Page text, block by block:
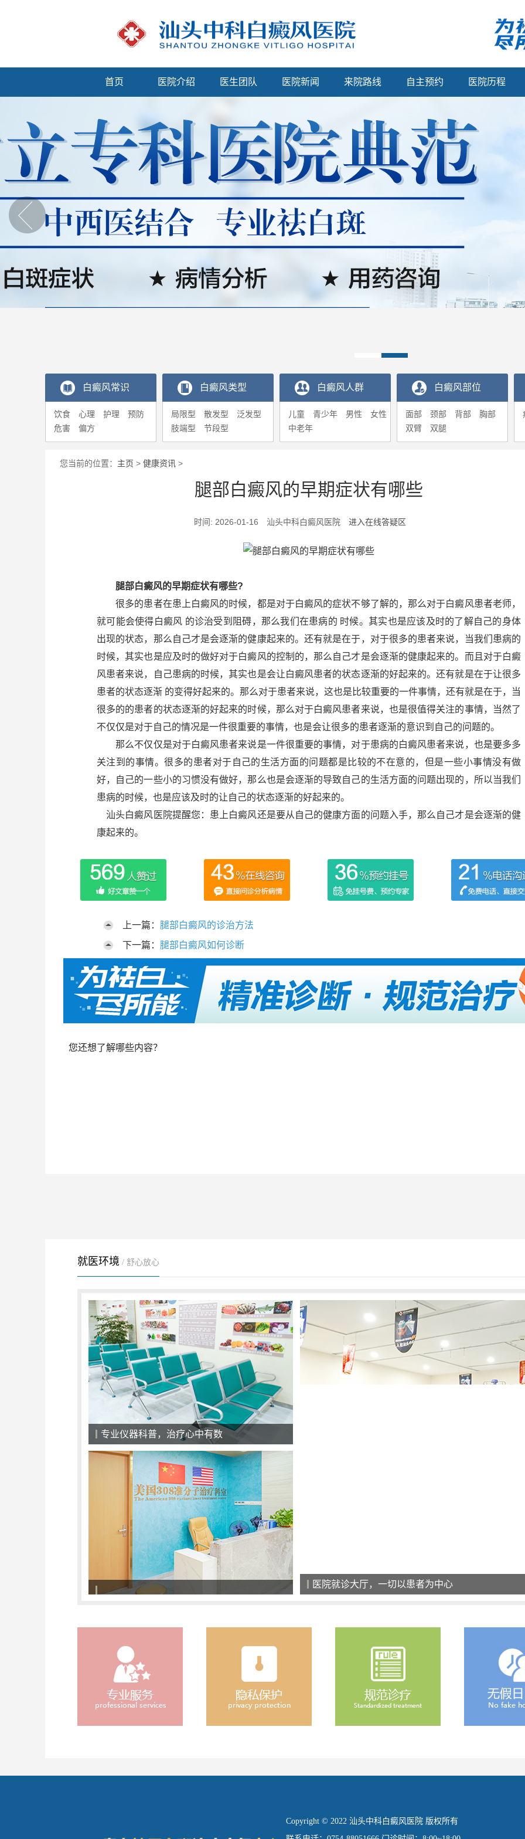
首页 医院介绍 医生团队 医院新闻 来院路线 自主预约 医院历程
白癜风常识
饮食 心理 护理
预防
危害
偏方
白癜风类型
局限型 散发型
泛发型
肢端型
节段型
白癜风人群
儿童 青少年 男性
女性
中老年
白癜风部位
面部 颈部 背部
胸部
双臂
双腿
您当前的位置： 主页 > 健康资讯 >
腿部白癜风的早期症状有哪些
时间: 2026-01-16 汕头中科白癜风医院 进入在线答疑区
腿部白癜风的早期症状有哪些?
很多的患者在患上白癜风的时候，都是对于白癜风的症状不够了解的，那么对于白癜风患者老师，
就可能会使得白癜风 的诊治受到阻碍，那么我们在患病的 时候。其实也是应该及时的了解自己的身体
出现的状态，那么自己才是会逐渐的健康起来的。还有就是在于，对于很多的患者来说，当我们患病的
时候，其实也是应及时的做好对于白癜风的控制的，那么自己才是会逐渐的健康起来的。而且对于白癜
风患者来说，自己患病的时候，其实也是会让白癜风患者的状态逐渐的好起来的。还有就是在于让很多
患者的状态逐渐 的变得好起来的。那么对于患者来说，这也是比较重要的一件事情，还有就是在于，当
很多的的患者的状态逐渐的好起来的时候，那么对于白癜风患者来说，也是很值得关注的事情，当然了
不仅仅是对于自己的情况是一件很重要的事情，也是会让很多的患者逐渐的意识到自己的问题的。
那么不仅仅是对于白癜风患者来说是一件很重要的事情，对于患病的白癜风患者来说，也是要多多
关注到的事情。很多的患者对于自己的生活方面的问题都是比较的不在意的，但是一些小事情没有做
好，自己的一些小的习惯没有做好，那么也是会逐渐的导致自己的生活方面的问题出现的，所以当我们
患病的时候，也是应该及时的让自己的状态逐渐的好起来的。
汕头白癜风医院提醒您：患上白癜风还是要从自己的健康方面的问题入手，那么自己才是会逐渐的健
康起来的。
上一篇： 腿部白癜风的诊治方法
下一篇： 腿部白癜风如何诊断
您还想了解哪些内容？
就医环境 / 舒心放心
专业仪器科普，治疗心中有数
医院就诊大厅，一切以患者为中心
Copyright © 2022 汕头中科白癜风医院 版权所有